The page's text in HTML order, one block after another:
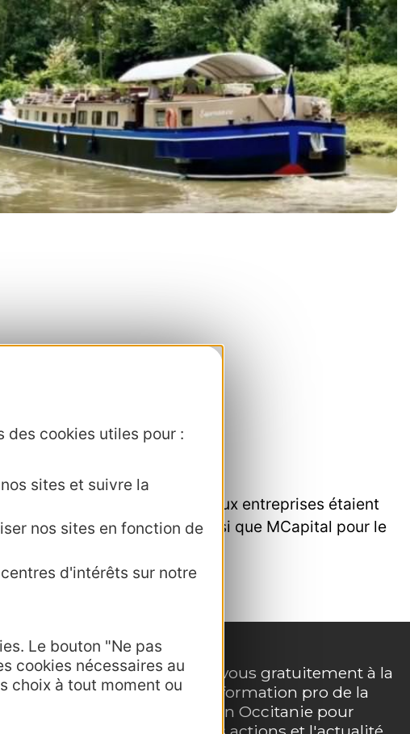
des cookies utiles pour :
sites et suivre la
nos sites en fonction de
d'intérêts sur notre
Le bouton "Ne pas
cookies nécessaires au
choix à tout moment ou
Des stands d’aides aux entreprises étaient
Navigables de France ainsi que MCapital pour le
Inscrivez-vous gratuitement à la
lettre d'information pro de la
destination Occitanie pour